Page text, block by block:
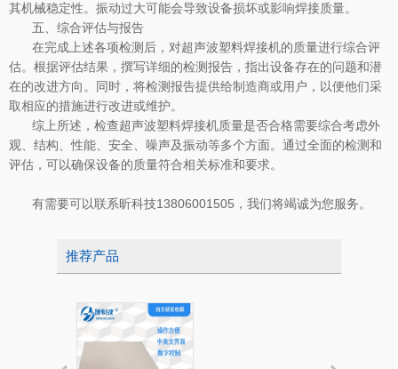
其机械稳定性。振动过大可能会导致设备损坏或影响焊接质量。
五、综合评估与报告
在完成上述各项检测后，对超声波塑料焊接机的质量进行综合评
估。根据评估结果，撰写详细的检测报告，指出设备存在的问题和潜
在的改进方向。同时，将检测报告提供给制造商或用户，以便他们采
取相应的措施进行改进或维护。
综上所述，检查超声波塑料焊接机质量是否合格需要综合考虑外
观、结构、性能、安全、噪声及振动等多个方面。通过全面的检测和
评估，可以确保设备的质量符合相关标准和要求。
有需要可以联系昕科技13806001505，我们将竭诚为您服务。
推荐产品